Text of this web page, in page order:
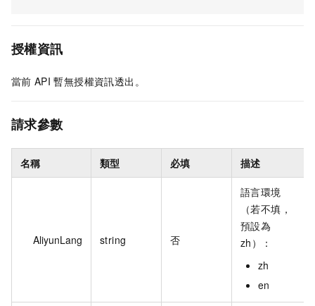
授權資訊
當前 API 暫無授權資訊透出。
請求參數
名稱 類型 必填 描述
AliyunLang string 否
語言環境
（若不填，
預設為
zh）：
zh
en